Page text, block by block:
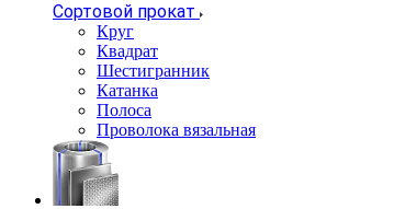
Сортовой прокат
Круг
Квадрат
Шестигранник
Катанка
Полоса
Проволока вязальная